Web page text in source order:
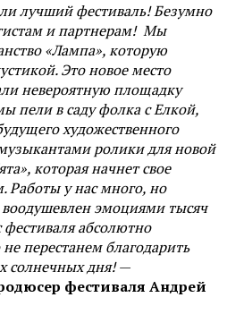
лучший фестиваль! Безумно
и партнерам! Мы
«Лампа», которую
Это новое место
невероятную площадку
пели в саду фолка с Елкой,
художественного
ролики для новой
которая начнет свое
Работы у нас много, но
эмоциями тысяч
абсолютно
перестанем благодарить
солнечных дня!—
фестиваля Андрей